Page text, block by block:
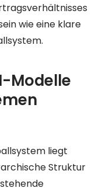
wie eine klare
Modelle
liegt
Struktur